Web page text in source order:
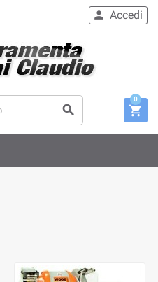

 Accedi

0